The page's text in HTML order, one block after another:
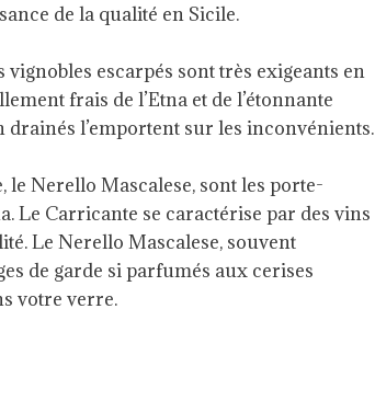
de la qualité en Sicile.
escarpés sont très exigeants en
frais de l’Etna et de l’étonnante
l’emportent sur les inconvénients.
le Nerello Mascalese, sont les porte-
Le Carricante se caractérise par des vins
Le Nerello Mascalese, souvent
de garde si parfumés aux cerises
votre verre.